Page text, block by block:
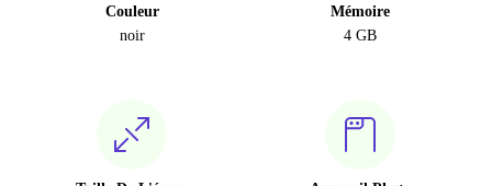
Couleur
noir
Mémoire
4 GB